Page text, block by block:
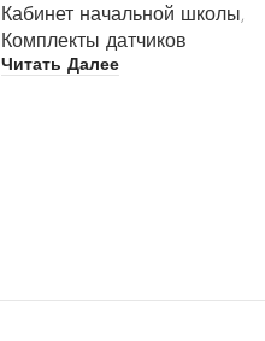
Кабинет начальной школы,
Комплекты датчиков
Читать Далее